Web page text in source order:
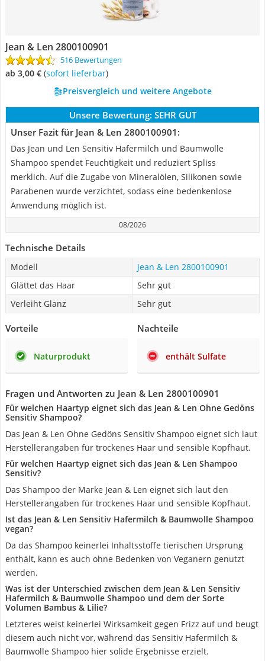
Jean & Len 2800100901
516 Bewertungen
ab 3,00 € ( Sofort lieferbar)
Preisvergleich und weitere Angebote
Unsere Bewertung: SEHR GUT
Unser Fazit für Jean & Len 2800100901:
Das Jean und Len Sensitiv Hafermilch und Baumwolle
Shampoo spendet Feuchtigkeit und reduziert Spliss
merklich. Auf die Zugabe von Mineralölen, Silikonen sowie
Parabenen wurde verzichtet, sodass eine bedenkenlose
Anwendung möglich ist.
08/2026
Technische Details
Modell
Jean & Len 2800100901
Glättet das Haar
Sehr gut
Verleiht Glanz
Sehr gut
Vorteile
Naturprodukt
Nachteile
enthält Sulfate
Fragen und Antworten zu Jean & Len 2800100901
Für welchen Haartyp eignet sich das Jean & Len Ohne Gedöns
Sensitiv Shampoo?
Das Jean & Len Ohne Gedöns Sensitiv Shampoo eignet sich laut
Herstellerangaben für trockenes Haar und sensible Kopfhaut.
Für welchen Haartyp eignet sich das Jean & Len Shampoo
Sensitiv?
Das Shampoo der Marke Jean & Len eignet sich laut den
Herstellerangaben für trockenes Haar und sensible Kopfhaut.
Ist das Jean & Len Sensitiv Hafermilch & Baumwolle Shampoo
vegan?
Da das Shampoo keinerlei Inhaltsstoffe tierischen Ursprung
enthält, kann es auch ohne Bedenken von Veganern genutzt
werden.
Was ist der Unterschied zwischen dem Jean & Len Sensitiv
Hafermilch & Baumwolle Shampoo und dem der Sorte
Volumen Bambus & Lilie?
Letzteres weist keinerlei Wirksamkeit gegen Frizz auf und beugt
diesem auch nicht vor, während das Sensitiv Hafermilch &
Baumwolle Shampoo hier solide Ergebnisse erzielt.